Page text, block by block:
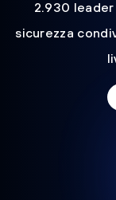
2.930
sicurezza